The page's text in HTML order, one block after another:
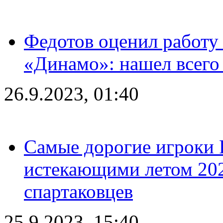
Федотов оценил
«Динамо»: нашел
26.9.2023, 01:40
Самые дорогие игроки
истекающими летом
спартаковцев